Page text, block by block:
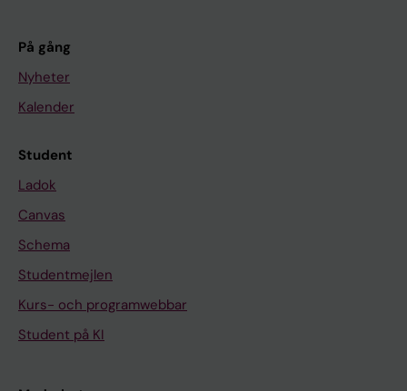
På gång
Nyheter
Kalender
Student
Ladok
Canvas
Schema
Studentmejlen
Kurs- och programwebbar
Student på KI